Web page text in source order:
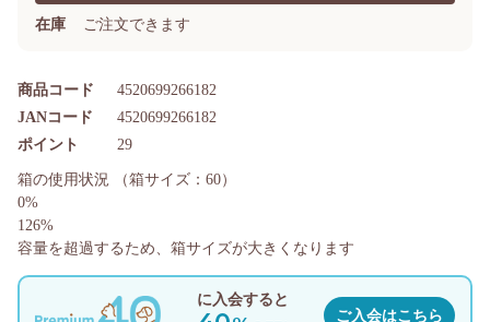
在庫 ご注文できます
商品コード 4520699266182
ポイント 29
JANコード 4520699266182
に入会すると
ご入会はこちら
箱の使用状況
（箱サイズ：60）
0%
126%
容量を超過するため、箱サイズが大きくなります